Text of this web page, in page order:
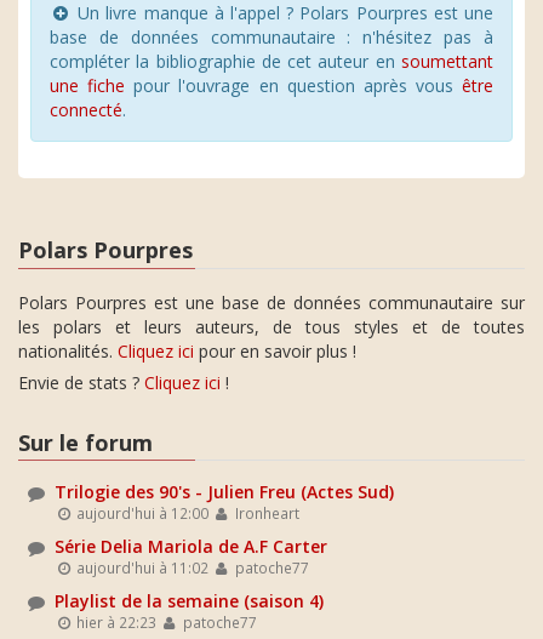
Un livre manque à l'appel ? Polars Pourpres est une
base de données communautaire : n'hésitez pas à
compléter la bibliographie de cet auteur en soumettant
une fiche pour l'ouvrage en question après vous être
connecté.
Polars Pourpres
Polars Pourpres est une base de données communautaire sur
les polars et leurs auteurs, de tous styles et de toutes
nationalités. Cliquez ici pour en savoir plus !
Envie de stats ? Cliquez ici !
Sur le forum
Trilogie des 90's - Julien Freu (Actes Sud)
aujourd'hui à 12:00 Ironheart
Série Delia Mariola de A.F Carter
aujourd'hui à 11:02 patoche77
Playlist de la semaine (saison 4)
hier à 22:23 patoche77